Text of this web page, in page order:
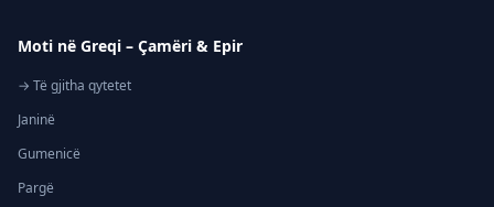
Moti në Greqi – Çamëri & Epir
→ Të gjitha qytetet
Janinë
Gumenicë
Pargë